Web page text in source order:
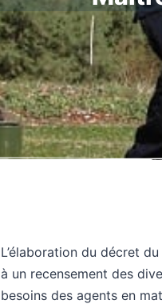
L’élaboration du décret
à un recensement des
besoins des agents en